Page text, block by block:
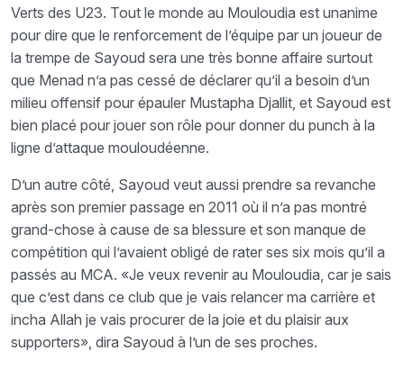
Verts des U23. Tout le monde au Mouloudia est unanime
pour dire que le renforcement de l’équipe par un joueur de
la trempe de Sayoud sera une très bonne affaire surtout
que Menad n’a pas cessé de déclarer qu’il a besoin d’un
milieu offensif pour épauler Mustapha Djallit, et Sayoud est
bien placé pour jouer son rôle pour donner du punch à la
ligne d’attaque mouloudéenne.
D’un autre côté, Sayoud veut aussi prendre sa revanche
après son premier passage en 2011 où il n’a pas montré
grand-chose à cause de sa blessure et son manque de
compétition qui l’avaient obligé de rater ses six mois qu’il a
passés au MCA. «Je veux revenir au Mouloudia, car je sais
que c’est dans ce club que je vais relancer ma carrière et
incha Allah je vais procurer de la joie et du plaisir aux
supporters», dira Sayoud à l’un de ses proches.